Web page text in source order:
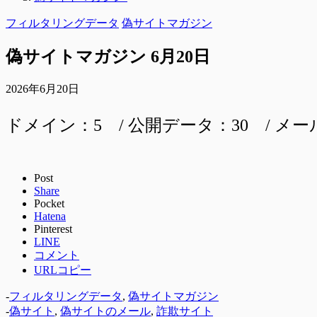
フィルタリングデータ 偽サイトマガジン
偽サイトマガジン 6月20日
2026年6月20日
ドメイン：5 / 公開データ：30 / メー
Post
Share
Pocket
Hatena
Pinterest
LINE
コメント
URLコピー
-フィルタリングデータ, 偽サイトマガジン
-偽サイト , 偽サイトのメール, 詐欺サイト